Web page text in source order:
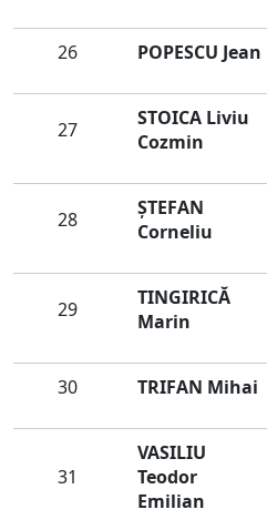
26 POPESCU Jean
27
STOICA Liviu
Cozmin
28
ŞTEFAN
Corneliu
29
TINGIRICĂ
Marin
30 TRIFAN Mihai
31
VASILIU
Teodor
Emilian